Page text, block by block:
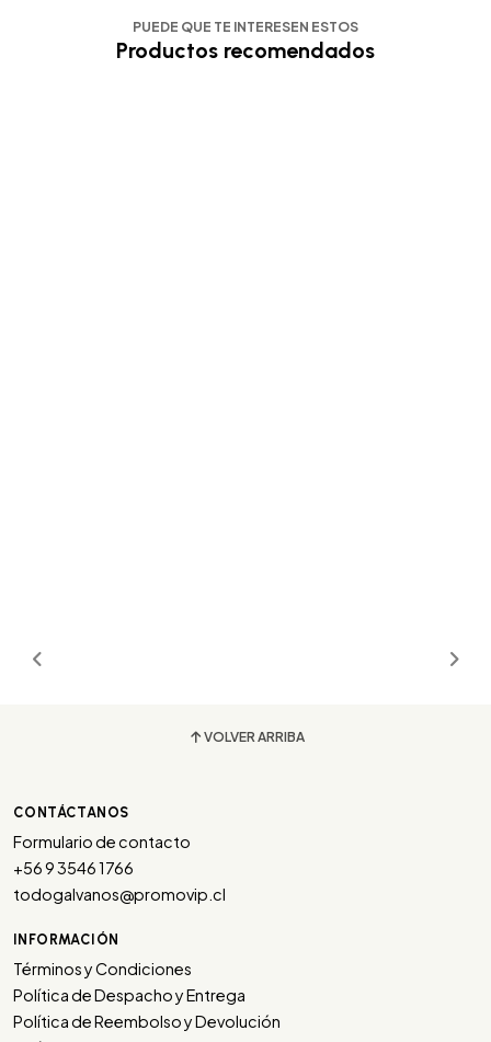
PUEDE QUE TE INTERESEN ESTOS
Productos recomendados
VOLVER ARRIBA
CONTÁCTANOS
Formulario de contacto
+56 9 3546 1766
todogalvanos@promovip.cl
INFORMACIÓN
Términos y Condiciones
Política de Despacho y Entrega
Política de Reembolso y Devolución